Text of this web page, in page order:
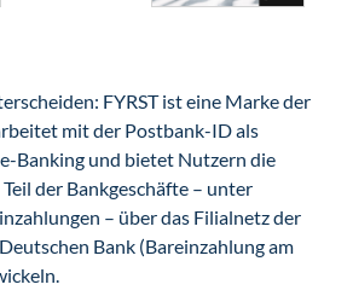
FYRST ist eine Marke der
mit der Postbank-ID als
Banking und bietet Nutzern die
der Bankgeschäfte – unter
– über das Filialnetz der
Bank (Bareinzahlung am